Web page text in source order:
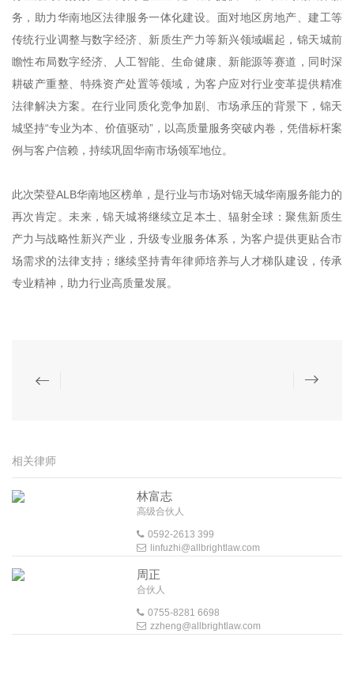
务，助力华南地区法律服务一体化建设。面对地区房地产、建工等
传统行业调整与数字经济、新质生产力等新兴领域崛起，锦天城前
瞻性布局数字经济、人工智能、生命健康、新能源等赛道，同时深
耕破产重整、特殊资产处置等领域，为客户应对行业变革提供精准
法律解决方案。在行业同质化竞争加剧、市场承压的背景下，锦天
城坚持“专业为本、价值驱动”，以高质量服务突破内卷，凭借标杆案
例与客户信赖，持续巩固华南市场领军地位。
此次荣登ALB华南地区榜单，是行业与市场对锦天城华南服务能力的
再次肯定。未来，锦天城将继续立足本土、辐射全球：聚焦新质生
产力与战略性新兴产业，升级专业服务体系，为客户提供更贴合市
场需求的法律支持；继续坚持青年律师培养与人才梯队建设，传承
专业精神，助力行业高质量发展。
相关律师
林富志
高级合伙人
0592-2613 399
linfuzhi@allbrightlaw.com
周正
合伙人
0755-8281 6698
zzheng@allbrightlaw.com